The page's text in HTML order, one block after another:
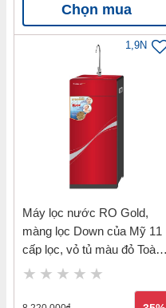
Chọn mua
1,9N
Máy lọc nước RO Gold,
màng lọc Down của Mỹ 11
cấp lọc, vỏ tủ màu đỏ Toàn
Mỹ TMK-71411R
đ